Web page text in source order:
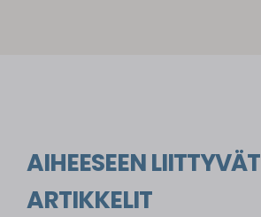
AIHEESEEN LIITTYVÄT
ARTIKKELIT